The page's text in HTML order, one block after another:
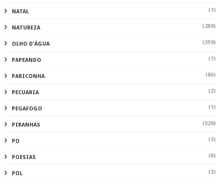
NATAL (1)
NATUREZA (289)
OLHO D'ÁGUA (359)
PAPEANDO (1)
PARICONHA (86)
PECUARIA (2)
PEGAFOGO (1)
PIRANHAS (520)
PO (3)
POESIAS (8)
POL (3)